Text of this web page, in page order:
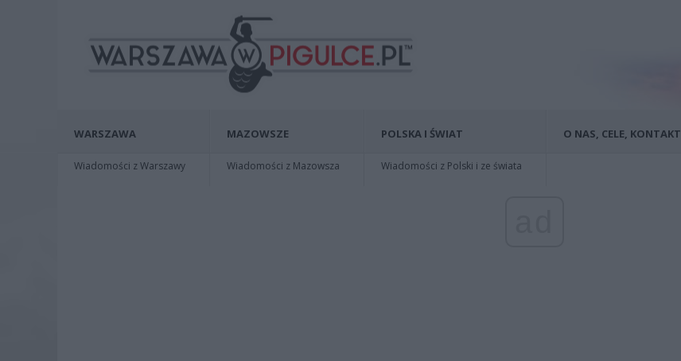
WARSZAWA
Wiadomości z Warszawy
MAZOWSZE
Wiadomości z Mazowsza
POLSKA I ŚWIAT
Wiadomości z Polski i ze świata
O NAS, CELE, KONTAKT